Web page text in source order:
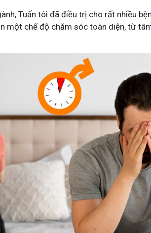
Tuấn tôi đã điều trị cho rất nhiều
một chế độ chăm sóc toàn diện, từ